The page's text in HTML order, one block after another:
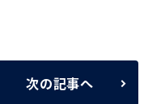
次の記事へ